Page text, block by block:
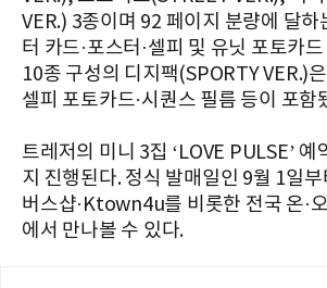
VER.) 3종이며 92 페이지 분량에 달하
터 카드·포스터·셀피 및 유닛 포토카
10종 구성의 디지팩(SPORTY VER.)
셀피 포토카드·시퀀스 필름 등이 포함
트레저의 미니 3집 ‘LOVE PULSE’
지 진행된다. 정식 발매일인 9월 1일부
버스샵·Ktown4u를 비롯한 전국 온·
에서 만나볼 수 있다.